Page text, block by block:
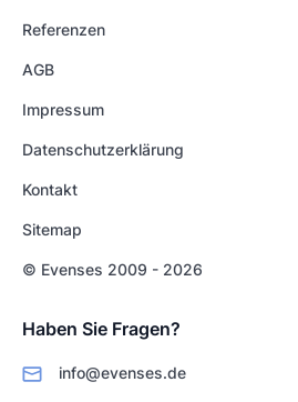
Referenzen
AGB
Impressum
Datenschutzerklärung
Kontakt
Sitemap
© Evenses 2009 - 2026
Haben Sie Fragen?
info@evenses.de